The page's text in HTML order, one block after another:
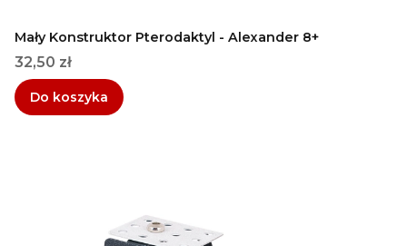
Mały Konstruktor Pterodaktyl - Alexander 8+
Cena
32,50 zł
Do koszyka